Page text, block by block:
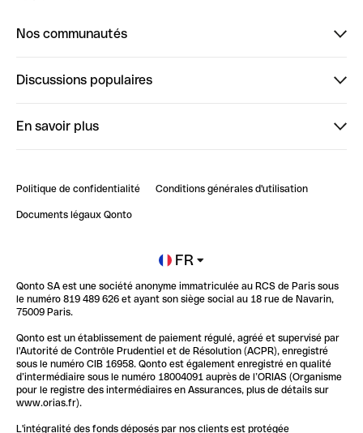
Nos communautés
ClubQonto
Discussions populaires
Impact de l'IA sur les carrières/productivité
En savoir plus
Blog
Newsroom
Glossaire finance
Politique de confidentialité Conditions générales d'utilisation
Documents légaux Qonto
FR
Qonto SA est une société anonyme immatriculée au RCS de Paris sous
le numéro 819 489 626 et ayant son siège social au 18 rue de Navarin,
75009 Paris.
Qonto est un établissement de paiement régulé, agréé et supervisé par
l'Autorité de Contrôle Prudentiel et de Résolution (ACPR), enregistré
sous le numéro CIB 16958. Qonto est également enregistré en qualité
d’intermédiaire sous le numéro 18004091 auprès de l’ORIAS (Organisme
pour le registre des intermédiaires en Assurances, plus de détails sur
www.orias.fr).
L'intégralité des fonds déposés par nos clients est protégée